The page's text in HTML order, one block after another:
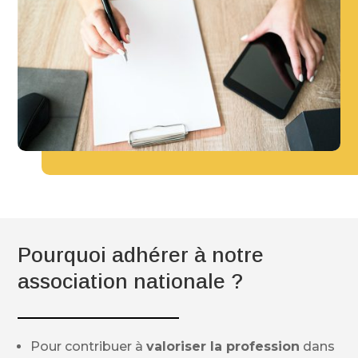
Pourquoi adhérer à notre
association nationale ?
Pour contribuer àvaloriser la profession dans